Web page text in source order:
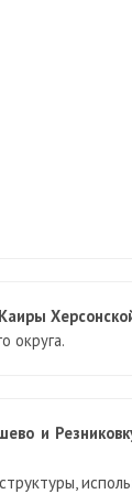
округа.
и